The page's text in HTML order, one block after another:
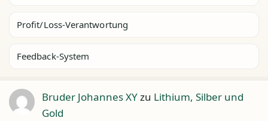
Profit/Loss-Verantwortung
Feedback-System
Bruder Johannes XYzu Lithium, Silber und
Gold